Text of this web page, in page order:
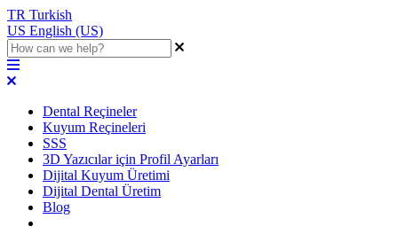
TR Turkish
US English (US)
Dental Reçineler
Kuyum Reçineleri
SSS
3D Yazıcılar için Profil Ayarları
Dijital Kuyum Üretimi
Dijital Dental Üretim
Blog